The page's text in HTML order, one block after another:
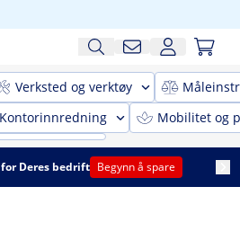
Verksted og verktøy
Kontorinnredning Mobilitet og
Deres bedrift Begynn å spare